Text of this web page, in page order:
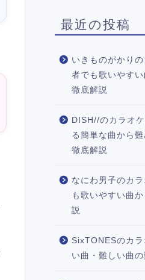
最近の投稿
いきものがかり
者でも歌いやす
徹底解説
DISH//のカラオ
る簡単な曲から
徹底解説
なにわ男子のカ
も歌いやすい曲
説
SixTONESのカ
い曲・難しい曲